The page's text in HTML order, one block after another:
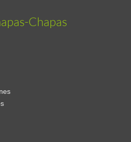
Chapas